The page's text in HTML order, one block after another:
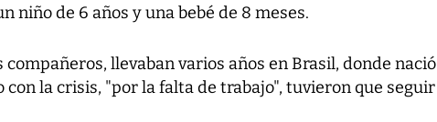
niño de 6 años y una bebé de 8 meses.
compañeros, llevaban varios años en Brasil, donde nació
con la crisis, "por la falta de trabajo", tuvieron que seguir